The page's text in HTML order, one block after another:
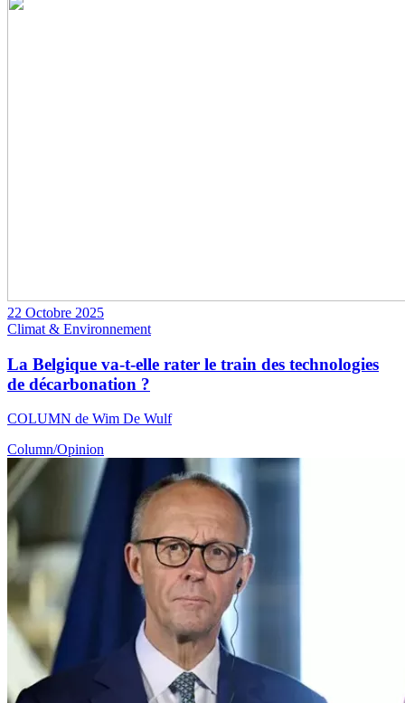
22 Octobre 2025
Climat & Environnement
La Belgique va-t-elle rater le train des technologies
de décarbonation ?
COLUMN de Wim De Wulf
Column/Opinion